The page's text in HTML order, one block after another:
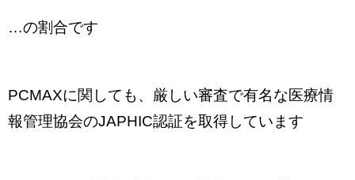
…の割合です
PCMAXに関しても、厳しい審査で有名な医療情
報管理協会のJAPHIC認証を取得しています